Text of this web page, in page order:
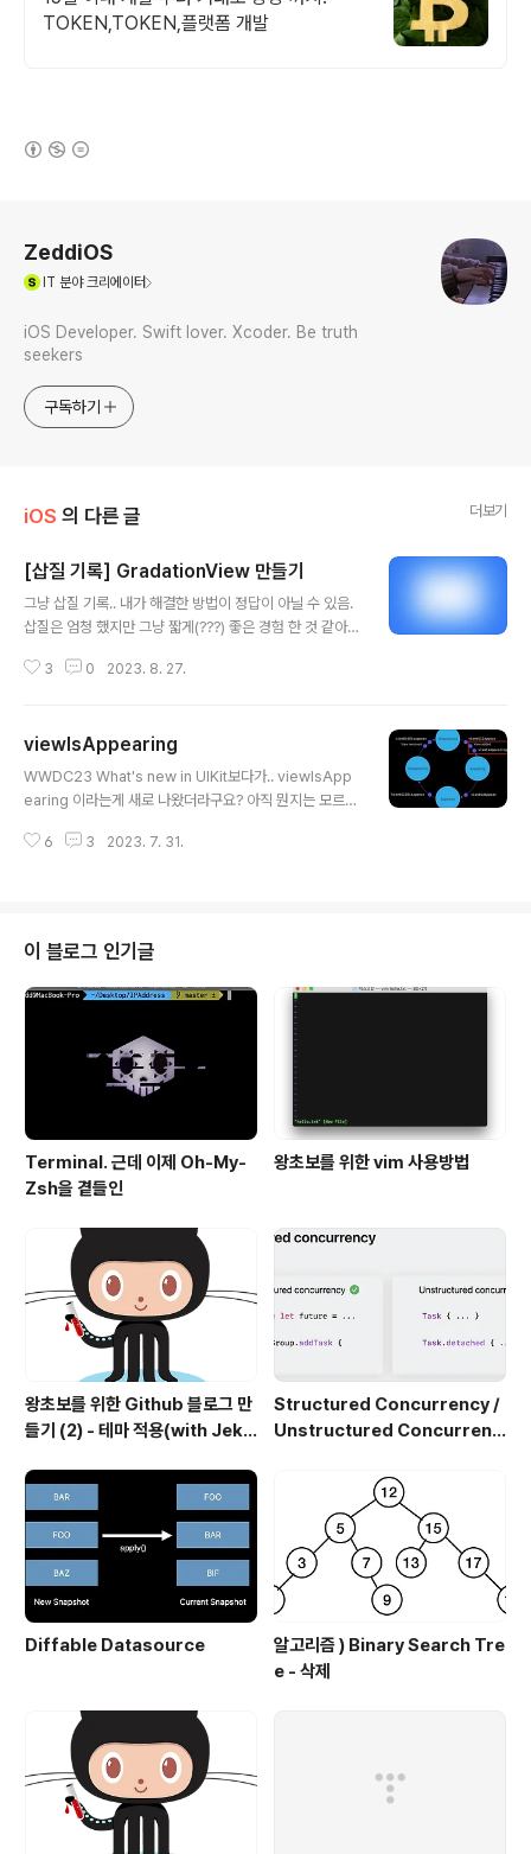
TOKEN,TOKEN,플랫폼 개발
ZeddiOS
IT 분야 크리에이터
iOS Developer. Swift lover. Xcoder. Be truth
seekers
구독하기
iOS 의 다른 글 더보기
[삽질 기록] GradationView 만들기
그냥 삽질 기록.. 내가 해결한 방법이 정답이 아닐 수 있음.
삽질은 엄청 했지만 그냥 짧게(???) 좋은 경험 한 것 같아서
을 때 응 그냥 그라데이션이야~하고 CAGradientLayer
w는 UIKit으로 만드는게 편해서 UIKit으로 만들기 시작했
다! 딴 이야기지만 중간에 코드 그냥 이미지로 넣은거 보고
진짜 또라인가?? 싶었다. 아니 이걸 왜 이미지로 넣으세요.
GradientLayer만들고 이것저것 해보는데, 나는 첫번째
3 0 2023. 8. 27.
viewIsAppearing
WWDC23 What's new in UIKit보다가.. viewIsApp
earing 이라는게 새로 나왔더라구요? 아직 뭔지는 모르지
시다시피 ViewController의 View의 가시성이 변경될때
r의 view가 메모리에 올라가면 불림 2. viewWillAppea
r - View가 View hierarchy에 추가될 예정임을 ViewC
ontroller에게 알림 3. viewDidAppear - View가 Vie
6 3 2023. 7. 31.
이 블로그 인기글
Terminal. 근데 이제 Oh-My-
Zsh을 곁들인
왕초보를 위한 vim 사용방법
왕초보를 위한 Github 블로그 만
들기 (2) - 테마 적용(with Jekyl
Structured Concurrency /
Unstructured Concurrenc
Diffable Datasource
알고리즘 ) Binary Search Tre
e - 삭제